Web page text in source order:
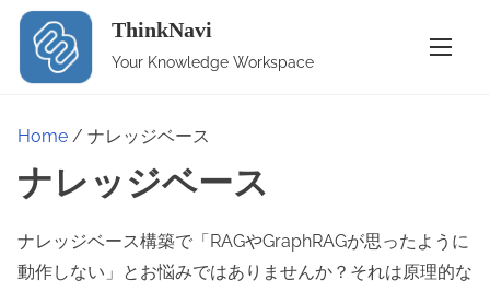
ThinkNavi
Your Knowledge Workspace
Home / ナレッジベース
ナレッジベース
ナレッジベース構築で「RAGやGraphRAGが思ったように
動作しない」とお悩みではありませんか？それは原理的な